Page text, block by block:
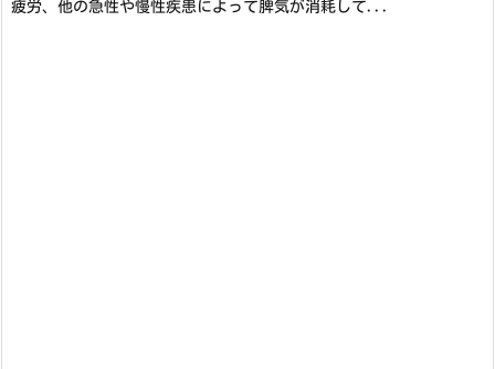
疲労、他の急性や慢性疾患によって脾気が消耗して...